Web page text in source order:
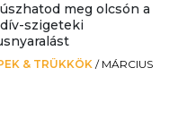
meg olcsón a
szigeteki
& TRÜKKÖK / MÁRCIUS